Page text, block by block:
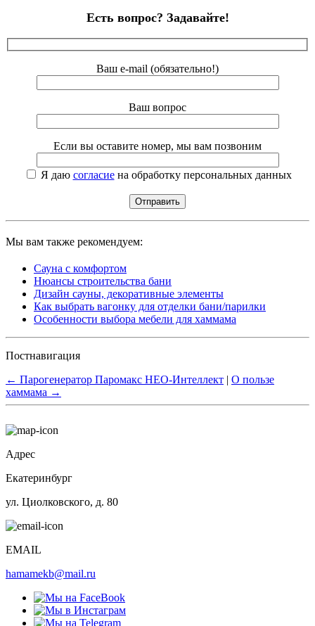
Есть вопрос? Задавайте!
Ваш e-mail (обязательно!)
Ваш вопрос
Если вы оставите номер, мы вам позвоним
Я даю согласиена обработку персональных данных
Мы вам также рекомендуем:
Сауна с комфортом
Нюансы строительства бани
Дизайн сауны, декоративные элементы
Как выбрать вагонку для отделки бани/парилки
Особенности выбора мебели для хаммама
Постнавигация
← Парогенератор Паромакс НЕО-Интеллект
О пользе
хаммама →
Адрес
Екатеринбург
ул. Циолковского, д. 80
EMAIL
hamamekb@mail.ru